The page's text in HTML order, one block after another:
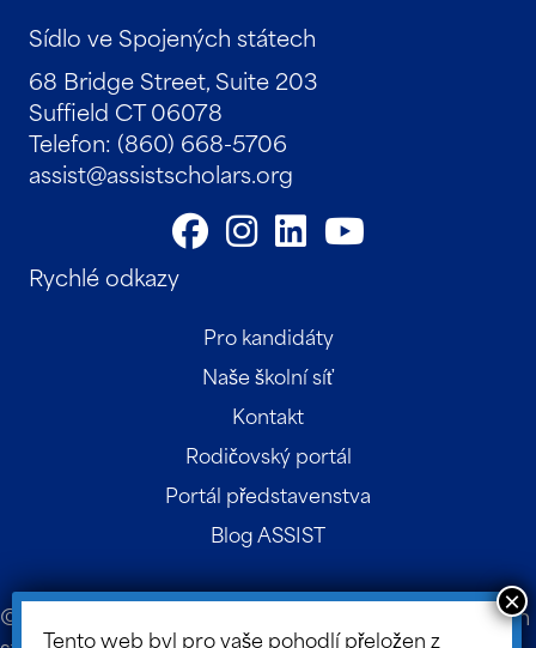
Sídlo ve Spojených státech
68 Bridge Street, Suite 203
Suffield CT 06078
Telefon: (860) 668-5706
assist@assistscholars.org
Rychlé odkazy
Pro kandidáty
Naše školní síť
Kontakt
Rodičovský portál
Portál představenstva
Blog ASSIST
© 2026 ASSIST Scholars. Návrh a vývoj webových
Tento web byl pro vaše pohodlí přeložen z